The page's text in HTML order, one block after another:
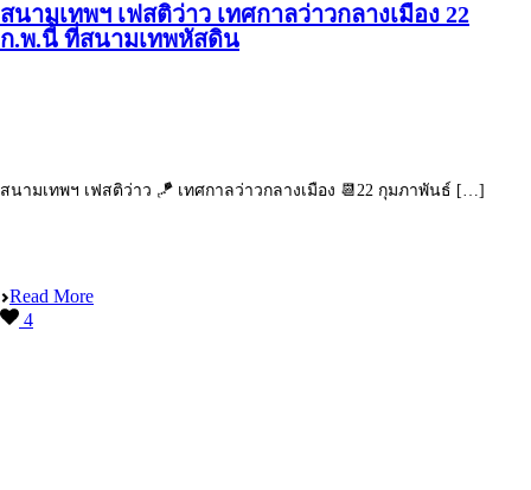
สนามเทพฯ เฟสติว่าว เทศกาลว่าวกลางเมือง 22
ก.พ.นี้ ที่สนามเทพหัสดิน
สนามเทพฯ เฟสติว่าว 🪁 เทศกาลว่าวกลางเมือง 📆22 กุมภาพันธ์ […]
Read More
4